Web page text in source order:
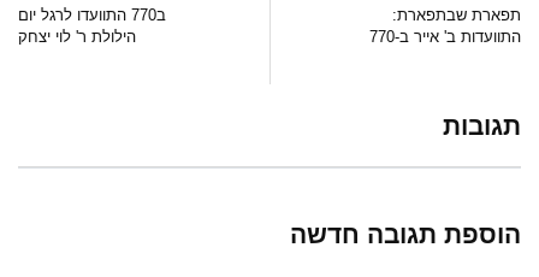
תפארת שבתפארת:
התוועדות ב' אייר ב-770
ב770 התוועדו לרגל יום
הילולת ר' לוי יצחק
תגובות
הוספת תגובה חדשה